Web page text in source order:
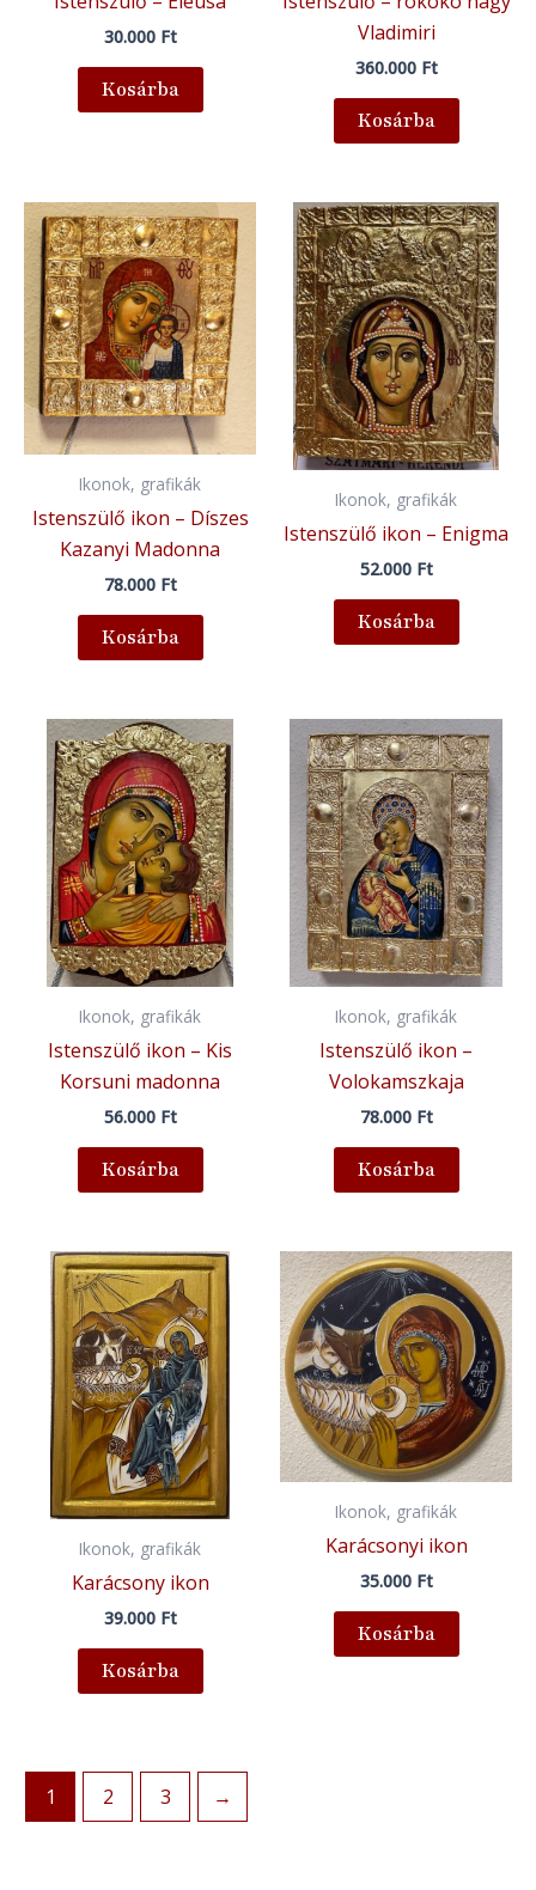
30.000 Ft
Kosárba
Vladimiri
360.000 Ft
Kosárba
Ikonok, grafikák
Istenszülő ikon – Díszes
Kazanyi Madonna
78.000 Ft
Kosárba
Ikonok, grafikák
Istenszülő ikon – Enigma
52.000 Ft
Kosárba
Ikonok, grafikák
Istenszülő ikon – Kis
Korsuni madonna
56.000 Ft
Kosárba
Ikonok, grafikák
Istenszülő ikon –
Volokamszkaja
78.000 Ft
Kosárba
Ikonok, grafikák
Karácsony ikon
39.000 Ft
Kosárba
Ikonok, grafikák
Karácsonyi ikon
35.000 Ft
Kosárba
1 2 3 →